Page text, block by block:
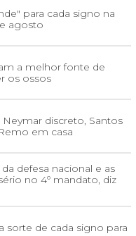
para cada signo na
agosto
a melhor fonte de
os ossos
discreto, Santos
em casa
defesa nacional e as
no 4º mandato, diz
sorte de cada signo para